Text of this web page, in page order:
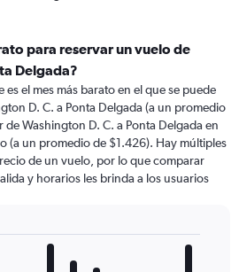
para reservar un vuelo de
Delgada?
el mes más barato en el que se puede
D. C. a Ponta Delgada (a un promedio
Washington D. C. a Ponta Delgada en
(a un promedio de $1.426). Hay múltiples
de un vuelo, por lo que comparar
y horarios les brinda a los usuarios